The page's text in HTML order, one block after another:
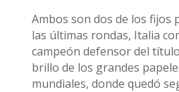
Ambos son dos de los fijos
las últimas rondas, Italia
campeón defensor del
brillo de los grandes
mundiales, donde quedó